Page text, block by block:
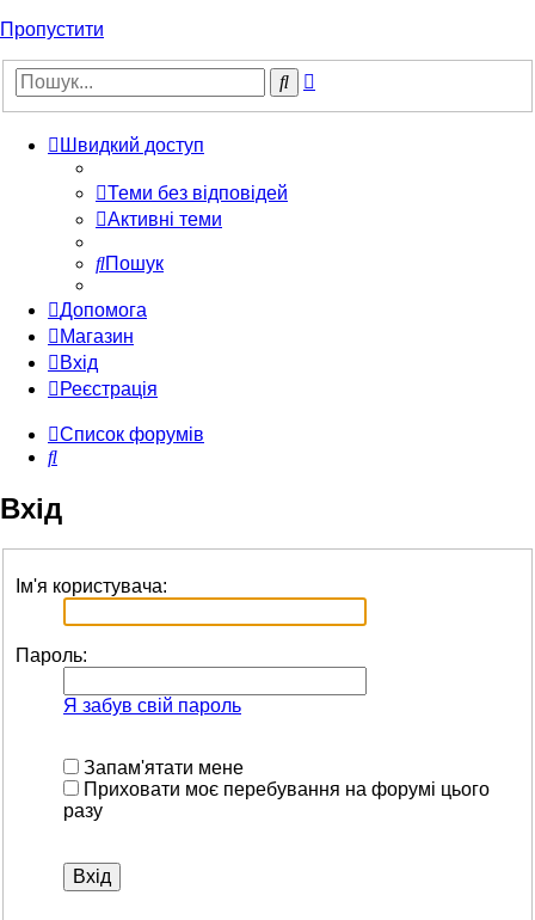
Пропустити
Пошук
Швидкий доступ
Теми без відповідей
Активні теми
Пошук
Допомога
Магазин
Вхід
Реєстрація
Список форумів
Пошук
Вхід
Ім'я користувача:
Пароль:
Я забув свій пароль
Запам'ятати мене
Приховати моє перебування на форумі цього
разу